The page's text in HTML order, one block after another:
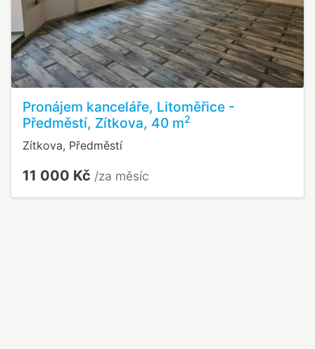
Pronájem kanceláře, Litoměřice -
Předměstí, Zítkova, 40 m2
Zítkova, Předměstí
11 000 Kč /za měsíc